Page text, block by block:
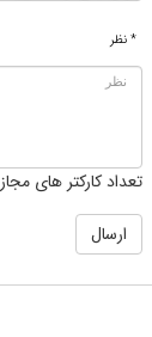
* نظر
تعداد کارکتر های مجاز